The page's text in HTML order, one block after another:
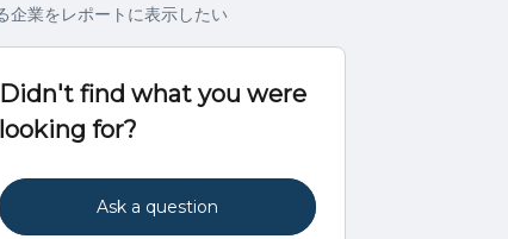
企業をレポートに表示したい
Didn't find what you were
looking for?
Ask a question